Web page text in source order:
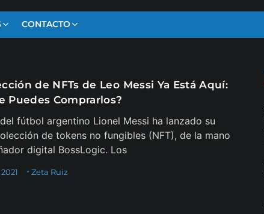
CONTACTO
de NFTs de Leo Messi Ya Está Aquí:
Puedes Comprarlos?
fútbol argentino Lionel Messi ha lanzado su
de tokens no fungibles (NFT), de la mano
digital BossLogic. Los
Zeta Ruiz